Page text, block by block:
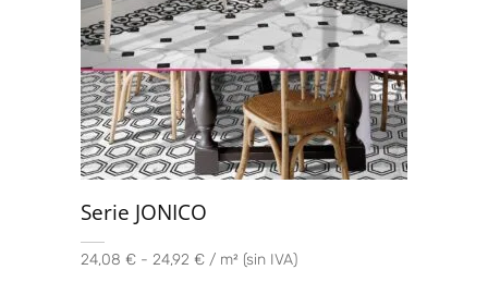
Serie JONICO
24,08 € - 24,92 € / m² (sin IVA)